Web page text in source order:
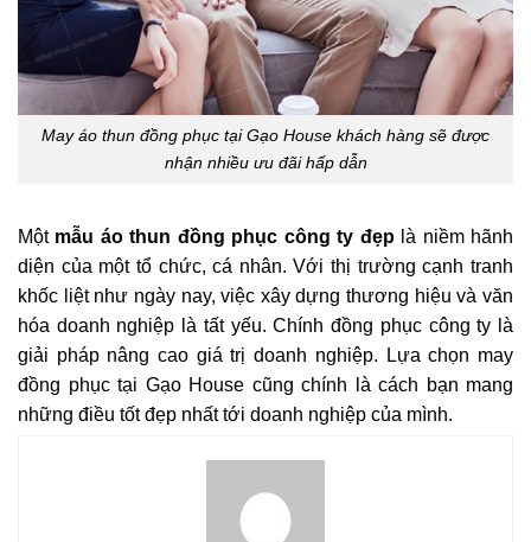
May áo thun đồng phục tại Gạo House khách hàng sẽ được
nhận nhiều ưu đãi hấp dẫn
Một mẫu áo thun đồng phục công ty đẹplà niềm hãnh
diện của một tổ chức, cá nhân. Với thị trường cạnh tranh
khốc liệt như ngày nay, việc xây dựng thương hiệu và văn
hóa doanh nghiệp là tất yếu. Chính đồng phục công ty là
giải pháp nâng cao giá trị doanh nghiệp. Lựa chọn may
đồng phục tại Gạo House cũng chính là cách bạn mang
những điều tốt đẹp nhất tới doanh nghiệp của mình.